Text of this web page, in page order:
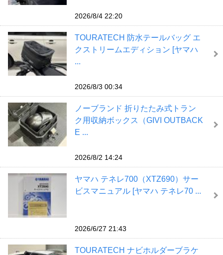
2026/8/4 22:20
TOURATECH 防水テールバッグ エ
クストリームエディション [ヤマハ
...
2026/8/3 00:34
ノーブランド 折りたたみ式トラン
ク用収納ボックス（GIVI OUTBACK
E ...
2026/8/2 14:24
ヤマハ テネレ700（XTZ690）サー
ビスマニュアル [ヤマハ テネレ70 ...
2026/6/27 21:43
TOURATECH ナビホルダーブラケ